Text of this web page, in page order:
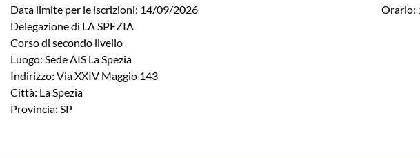
Data limite per le iscrizioni: 14/09/2026
Delegazione di LA SPEZIA
Corso di secondo livello
Luogo: Sede AIS La Spezia
Indirizzo: Via XXIV Maggio 143
Città: La Spezia
Provincia: SP
Orario: